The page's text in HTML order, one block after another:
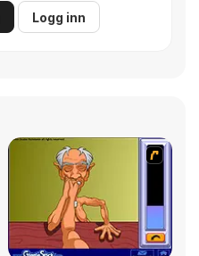
Logg inn